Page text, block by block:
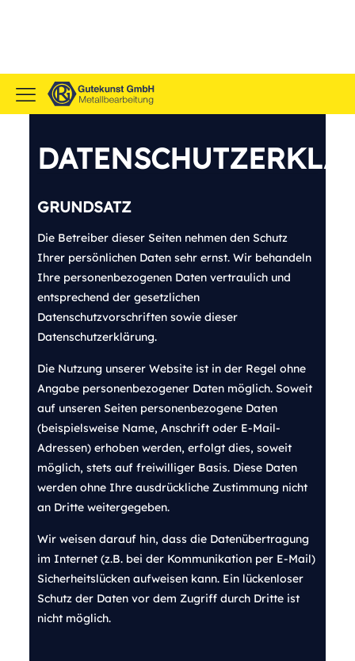
GRUNDSATZ
Die Betreiber dieser Seiten nehmen den Schutz
Ihrer persönlichen Daten sehr ernst. Wir behandeln
Ihre personenbezogenen Daten vertraulich und
entsprechend der gesetzlichen
Datenschutzvorschriften sowie dieser
Datenschutzerklärung.
Die Nutzung unserer Website ist in der Regel ohne
Angabe personenbezogener Daten möglich. Soweit
auf unseren Seiten personenbezogene Daten
(beispielsweise Name, Anschrift oder E-Mail-
Adressen) erhoben werden, erfolgt dies, soweit
möglich, stets auf freiwilliger Basis. Diese Daten
werden ohne Ihre ausdrückliche Zustimmung nicht
an Dritte weitergegeben.
Wir weisen darauf hin, dass die Datenübertragung
im Internet (z.B. bei der Kommunikation per E-Mail)
Sicherheitslücken aufweisen kann. Ein lückenloser
Schutz der Daten vor dem Zugriff durch Dritte ist
nicht möglich.